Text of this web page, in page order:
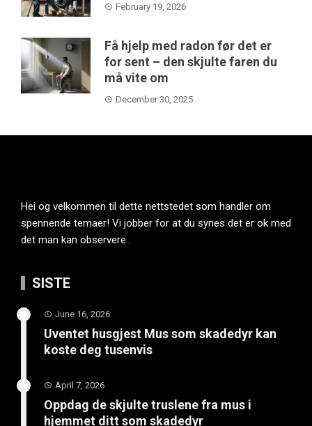
February 19, 2026
Få hjelp med radon før det er
for sent – den skjulte faren du
må vite om
December 30, 2025
Hei og velkommen til dette nettstedet som handler om
spennende temaer! Vi jobber for at du synes det er ok med
det man kan observere .
SISTE
June 16, 2026
Uventet husgjest Mus som skadedyr kan
koste deg tusenvis
April 7, 2026
Oppdag de skjulte truslene fra mus i
hjemmet ditt som skadedyr